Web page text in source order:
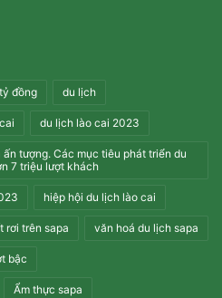
đồng du lịch
du lịch lào cai 2023
tượng. Các mục tiêu phát triển du
7 triệu lượt khách
hiệp hội du lịch lào cai
rơi trên sapa văn hoá du lịch sapa
bậc
Ẩm thực sapa